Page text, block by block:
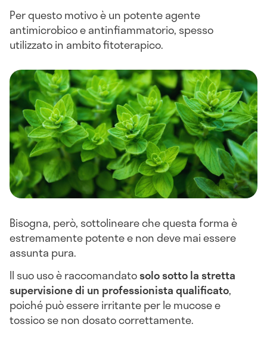
Per questo motivo è un potente agente
antimicrobico e antinfiammatorio, spesso
utilizzato in ambito fitoterapico.
Bisogna, però, sottolineare che questa forma è
estremamente potente e non deve mai essere
assunta pura.
Il suo uso è raccomandatosolo sotto la stretta
supervisione di un professionista qualificato,
poiché può essere irritante per le mucose e
tossico se non dosato correttamente.